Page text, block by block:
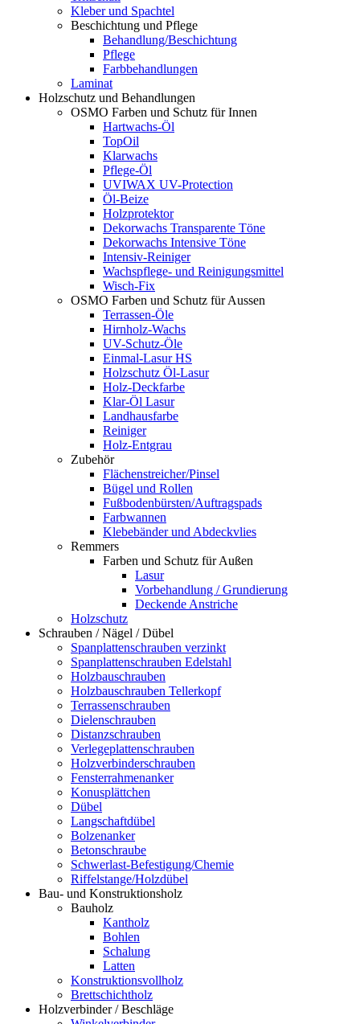
Kleber und Spachtel
Beschichtung und Pflege
Behandlung/Beschichtung
Pflege
Farbbehandlungen
Laminat
Holzschutz und Behandlungen
OSMO Farben und Schutz für Innen
Hartwachs-Öl
TopOil
Klarwachs
Pflege-Öl
UVIWAX UV-Protection
Öl-Beize
Holzprotektor
Dekorwachs Transparente Töne
Dekorwachs Intensive Töne
Intensiv-Reiniger
Wachspflege- und Reinigungsmittel
Wisch-Fix
OSMO Farben und Schutz für Aussen
Terrassen-Öle
Hirnholz-Wachs
UV-Schutz-Öle
Einmal-Lasur HS
Holzschutz Öl-Lasur
Holz-Deckfarbe
Klar-Öl Lasur
Landhausfarbe
Reiniger
Holz-Entgrau
Zubehör
Flächenstreicher/Pinsel
Bügel und Rollen
Fußbodenbürsten/Auftragspads
Farbwannen
Klebebänder und Abdeckvlies
Remmers
Farben und Schutz für Außen
Lasur
Vorbehandlung / Grundierung
Deckende Anstriche
Holzschutz
Schrauben / Nägel / Dübel
Spanplattenschrauben verzinkt
Spanplattenschrauben Edelstahl
Holzbauschrauben
Holzbauschrauben Tellerkopf
Terrassenschrauben
Dielenschrauben
Distanzschrauben
Verlegeplattenschrauben
Holzverbinderschrauben
Fensterrahmenanker
Konusplättchen
Dübel
Langschaftdübel
Bolzenanker
Betonschraube
Schwerlast-Befestigung/Chemie
Riffelstange/Holzdübel
Bau- und Konstruktionsholz
Bauholz
Kantholz
Bohlen
Schalung
Latten
Konstruktionsvollholz
Brettschichtholz
Holzverbinder / Beschläge